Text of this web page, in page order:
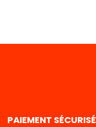
PAIEMENT SÉCURISÉ